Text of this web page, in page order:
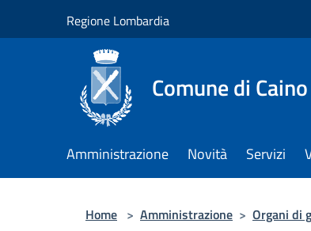
Regione Lombardia
Comune di Caino
Amministrazione Novità Servizi
Home > Amministrazione > Organi di